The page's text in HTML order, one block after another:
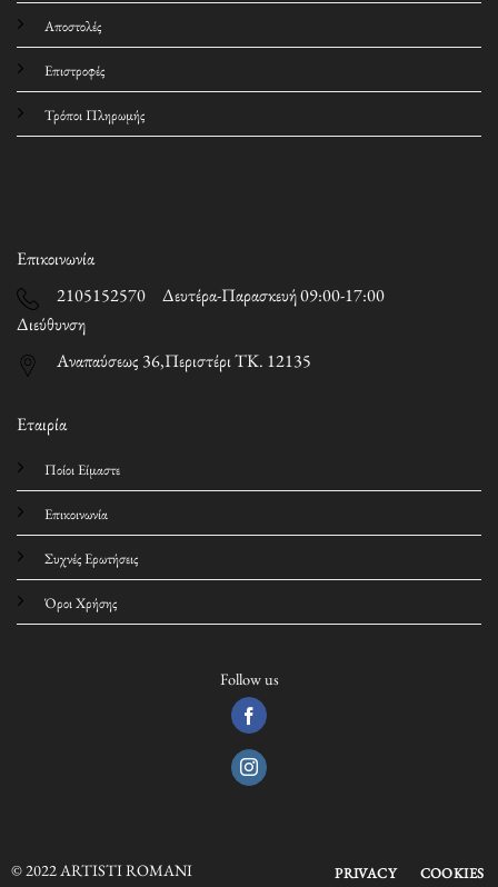
Αποστολές
Επιστροφές
Τρόποι Πληρωμής
Εταιρία
Ποίοι Είμαστε
Επικοινωνία
Συχνές Ερωτήσεις
Όροι Χρήσης
Follow us
Επικοινωνία
2105152570 Δευτέρα-Παρασκευή 09:00-17:00
Διεύθυνση
Αναπαύσεως 36,Περιστέρι ΤΚ. 12135
© 2022 ARTISTI ROMANI PRIVACY COOKIES